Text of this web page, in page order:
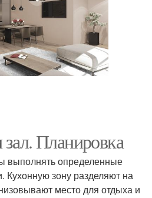
Планировка
выполнять определенные
Кухонную зону разделяют на
место для отдыха и